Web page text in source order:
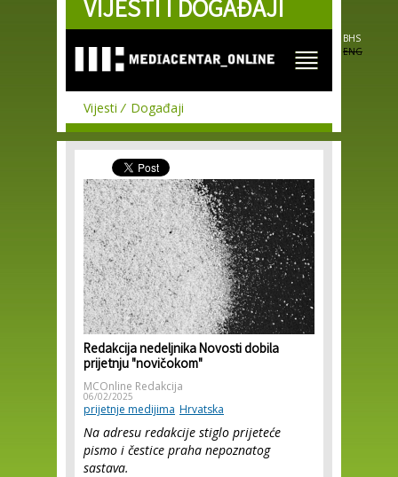
Skip to
main
VIJESTI I DOGAĐAJI
BHS
ENG
Vijesti Događaji
Redakcija nedeljnika Novosti dobila
prijetnju "novičokom"
MCOnline Redakcija
06/02/2025
prijetnje medijima Hrvatska
Na adresu redakcije stiglo prijeteće
pismo i čestice praha nepoznatog
sastava.